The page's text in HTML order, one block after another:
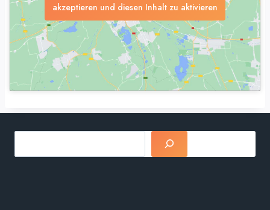
akzeptieren und diesen Inhalt zu aktivieren
Suchen